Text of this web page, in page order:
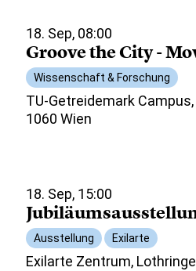
18. Sep, 08:00
Groove the City -
Wissenschaft & Forschung
TU-Getreidemark
1060 Wien
18. Sep, 15:00
Ausstellung Exilarte
Exilarte Zentrum,